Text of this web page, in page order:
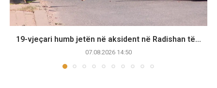
19-vjeçari humb jetën në aksident në Radishan të...
07.08.2026 14:50